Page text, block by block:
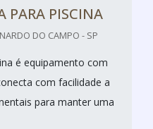
PARA PISCINA
DO CAMPO - SP
é equipamento com
com facilidade a
para manter uma